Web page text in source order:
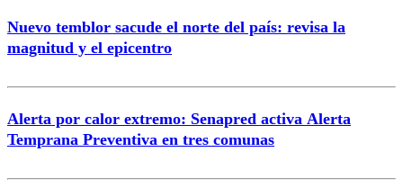
Nuevo temblor sacude el norte del país: revisa la
magnitud y el epicentro
Alerta por calor extremo: Senapred activa Alerta
Temprana Preventiva en tres comunas